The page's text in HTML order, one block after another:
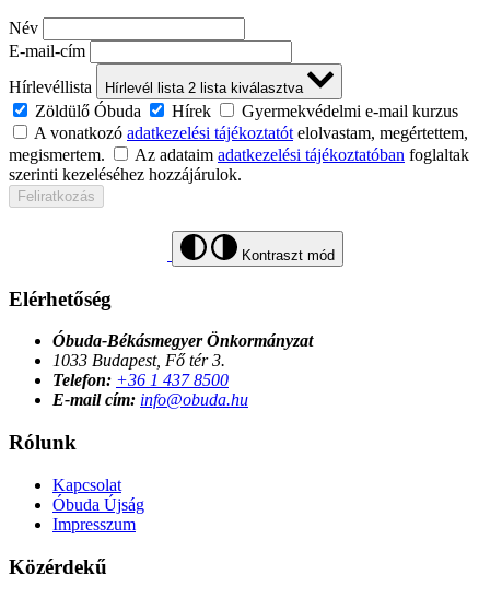
Név
E-mail-cím
Hírlevéllista
Hírlevél lista 2 lista kiválasztva
Zöldülő Óbuda Hírek
Gyermekvédelmi e-mail kurzus
A vonatkozó adatkezelési tájékoztatót elolvastam, megértettem,
megismertem.
Az adataim adatkezelési tájékoztatóban foglaltak
szerinti kezeléséhez hozzájárulok.
Feliratkozás
Kontraszt mód
Elérhetőség
Óbuda-Békásmegyer Önkormányzat
1033 Budapest, Fő tér 3.
Telefon: +36 1 437 8500
E-mail cím: info@obuda.hu
Rólunk
Kapcsolat
Óbuda Újság
Impresszum
Közérdekű